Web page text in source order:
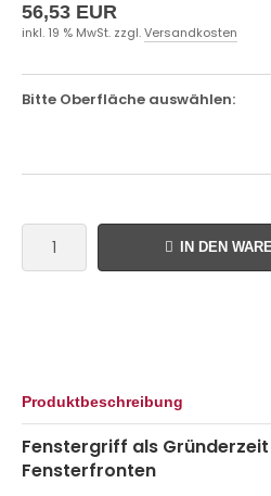
56,53 EUR
inkl. 19 % MwSt. zzgl.Versandkosten
Bitte Oberfläche auswählen:
IN DEN
Produktbeschreibung
Fenstergriff als
Fensterfronten